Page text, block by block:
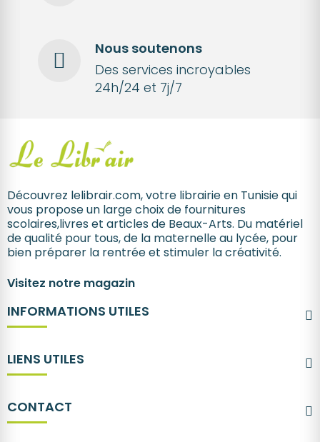
Nous soutenons
Des services incroyables
24h/24 et 7j/7
Découvrez lelibrair.com, votre librairie en Tunisie qui
vous propose un large choix de fournitures
scolaires,livres et articles de Beaux-Arts. Du matériel
de qualité pour tous, de la maternelle au lycée, pour
bien préparer la rentrée et stimuler la créativité.
Visitez notre magazin
INFORMATIONS UTILES
LIENS UTILES
CONTACT